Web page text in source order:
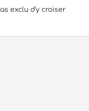
exclu d'y croiser